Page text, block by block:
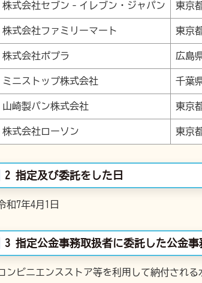
株式会社セブン‐イレブン・ジャパン 東京
株式会社ファミリーマート 東京
株式会社ポプラ 広島
ミニストップ株式会社 千葉
山崎製パン株式会社 東京
株式会社ローソン 東京
2 指定及び委託をした日
和7年4月1日
3 指定公金事務取扱者に委託した公金事
ンビニエンスストア等を利用して納付され